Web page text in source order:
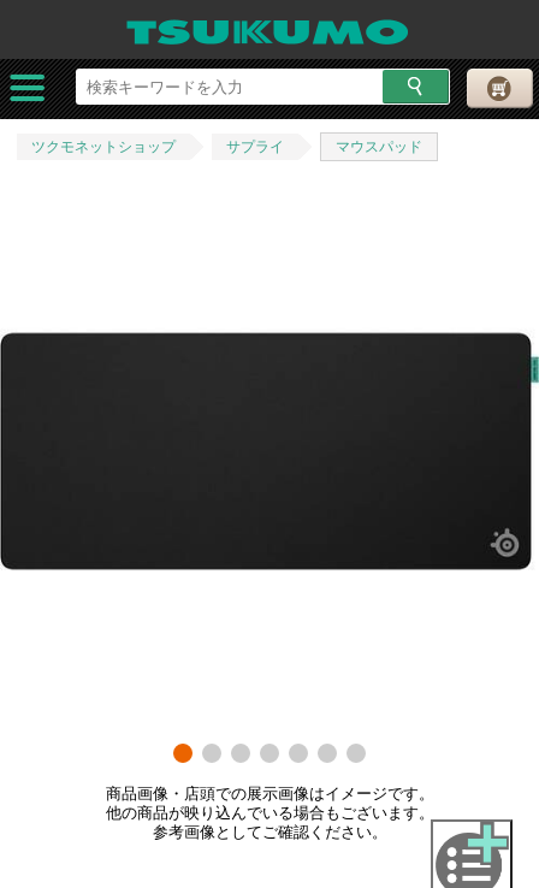
ツクモネットショップ サプライ マウスパッド
商品画像・店頭での展示画像はイメージです。
他の商品が映り込んでいる場合もございます。
参考画像としてご確認ください。